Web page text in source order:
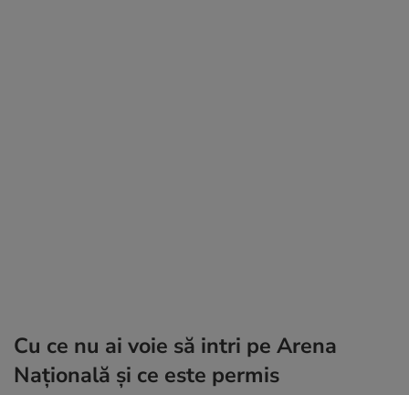
Cu ce nu ai voie să intri pe Arena
Naţională și ce este permis